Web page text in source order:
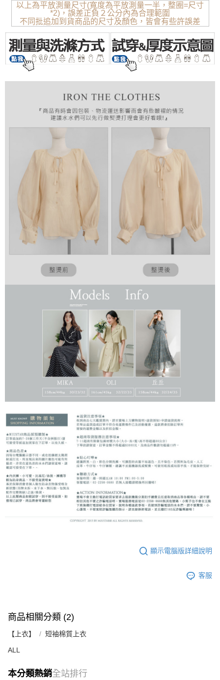
以上為平放測量尺寸(寬度為平放測量一半，整圈=尺寸
*2)，誤差正負２公分內為合理範圍
不同批追加到貨商品的尺寸及顏色，皆會有些許誤差
顯示電腦版詳細說明
客服
商品相關分類 (2)
【上衣】 短袖棉質上衣
ALL
本分類熱銷全站排行